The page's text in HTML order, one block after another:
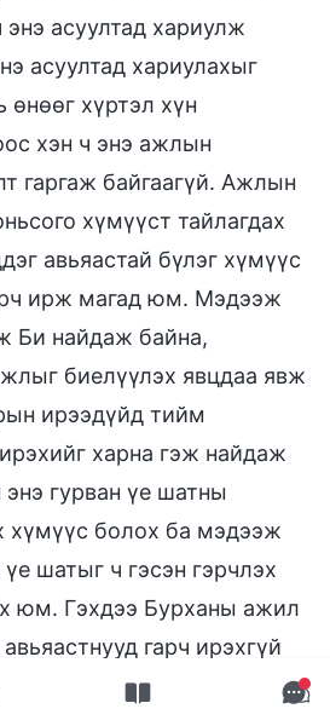
асуултад хариулж
асуултад хариулахыг
өнөөг хүртэл хүн
хэн ч энэ ажлын
гаргаж байгаагүй. Ажлын
хүмүүст тайлагдах
авьяастай бүлэг хүмүүс
ирж магад юм. Мэдээж
Би найдаж байна,
биелүүлэх явцдаа явж
ирээдүйд тийм
харна гэж найдаж
гурван үе шатны
хүмүүс болох ба мэдээж
шатыг ч гэсэн гэрчлэх
юм. Гэхдээ Бурханы ажил
гарч ирэхгүй
болсон